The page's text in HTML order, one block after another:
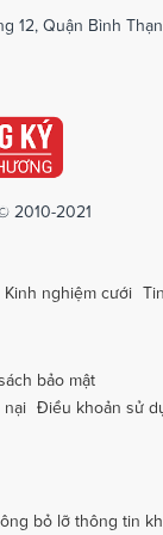
Dịch vụ cưới
Dịch vụ cưới
Dịch vụ cưới
- Huế
Dịch vụ cưới
TàuDịch vụ cưới
12, Quận Bình
2010-2021
Kinh nghiệm cưới
bảo mật
nại Điều khoản sử
bỏ lỡ thông tin